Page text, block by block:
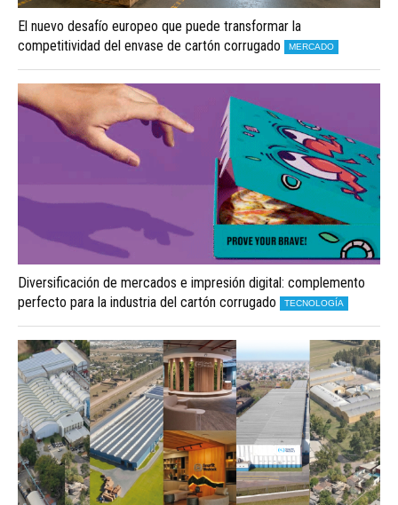
El nuevo desafío europeo que puede transformar la
competitividad del envase de cartón corrugado
MERCADO
Diversificación de mercados e impresión digital: complemento
perfecto para la industria del cartón corrugado
TECNOLOGÍA